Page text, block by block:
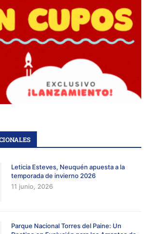
Leticia Esteves, Neuquén apuesta a la
temporada de invierno 2026
11 junio, 2026
Parque Nacional Torres del Paine: Un